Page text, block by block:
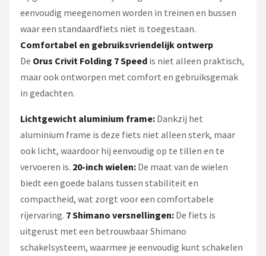
eenvoudig meegenomen worden in treinen en bussen
waar een standaardfiets niet is toegestaan.
Comfortabel en gebruiksvriendelijk ontwerp
De Orus Crivit Folding 7 Speed is niet alleen praktisch,
maar ook ontworpen met comfort en gebruiksgemak
in gedachten.
Lichtgewicht aluminium frame: Dankzij het
aluminium frame is deze fiets niet alleen sterk, maar
ook licht, waardoor hij eenvoudig op te tillen en te
vervoeren is. 20-inch wielen: De maat van de wielen
biedt een goede balans tussen stabiliteit en
compactheid, wat zorgt voor een comfortabele
rijervaring. 7 Shimano versnellingen: De fiets is
uitgerust met een betrouwbaar Shimano
schakelsysteem, waarmee je eenvoudig kunt schakelen